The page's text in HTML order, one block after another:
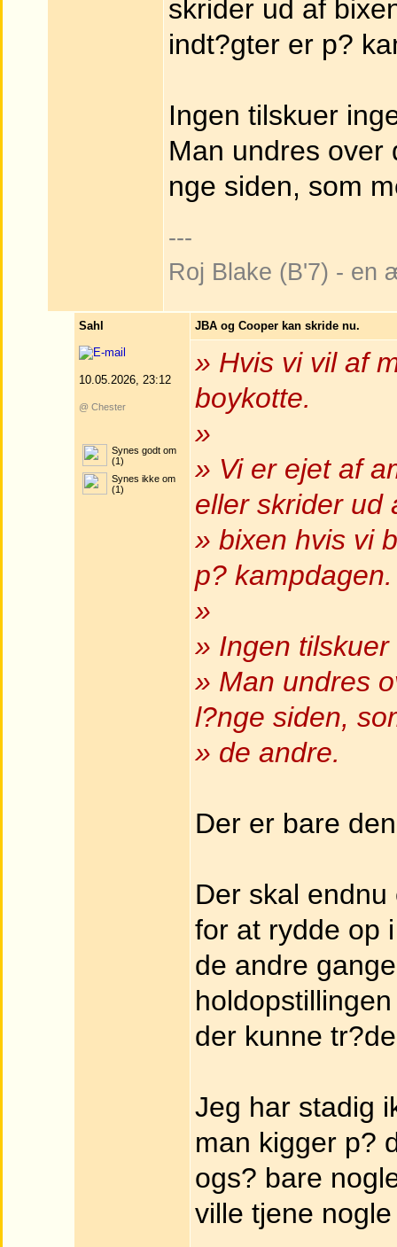
skrider ud af
indt?gter er p?
Ingen tilskuer
Man undres over
nge siden, som
---
Roj Blake (B'7) - en
Sahl
10.05.2026, 23:12
@ Chester
Synes godt om
(1)
Synes ikke om
(1)
JBA og Cooper kan skride nu.
» Hvis vi vil af
boykotte.
»
» Vi er ejet af
eller skrider ud
» bixen hvis vi
p? kampdagen.
»
» Ingen
» Man undres
l?nge siden,
» de andre.
Der er bare
Der skal
for at rydde op
de andre
der kunne
Jeg har stadig
man kigger p?
ogs? bare
ville tjene